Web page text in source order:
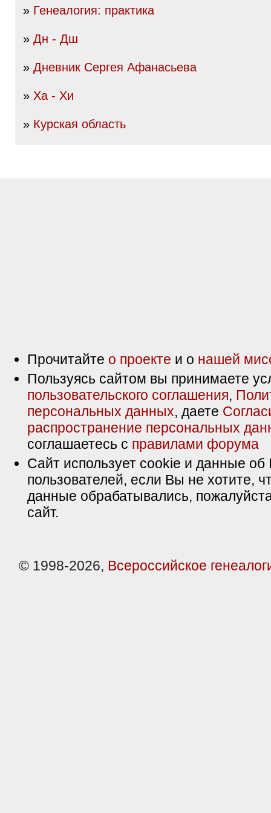
» Генеалогия: практика
» Дн - Дш
» Дневник Сергея Афанасьева
» Ха - Хи
» Курская область
Прочитайте о проекте и о нашей
Пользуясь сайтом вы принимаете
пользовательского соглашения,
персональных данных, даете
распространение персональных
соглашаетесь с правилами форума
Сайт использует cookie и данные об
пользователей, если Вы не хотите,
данные обрабатывались,
сайт.
© 1998-2026, Всероссийское